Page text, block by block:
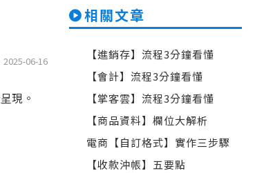
2025-06-16
現。
相關文章
【進銷存】流程3分鐘看懂
【會計】流程3分鐘看懂
【掌客雲】流程3分鐘看懂
【商品資料】欄位大解析
電商【自訂格式】實作三步驟
【收款沖帳】五要點